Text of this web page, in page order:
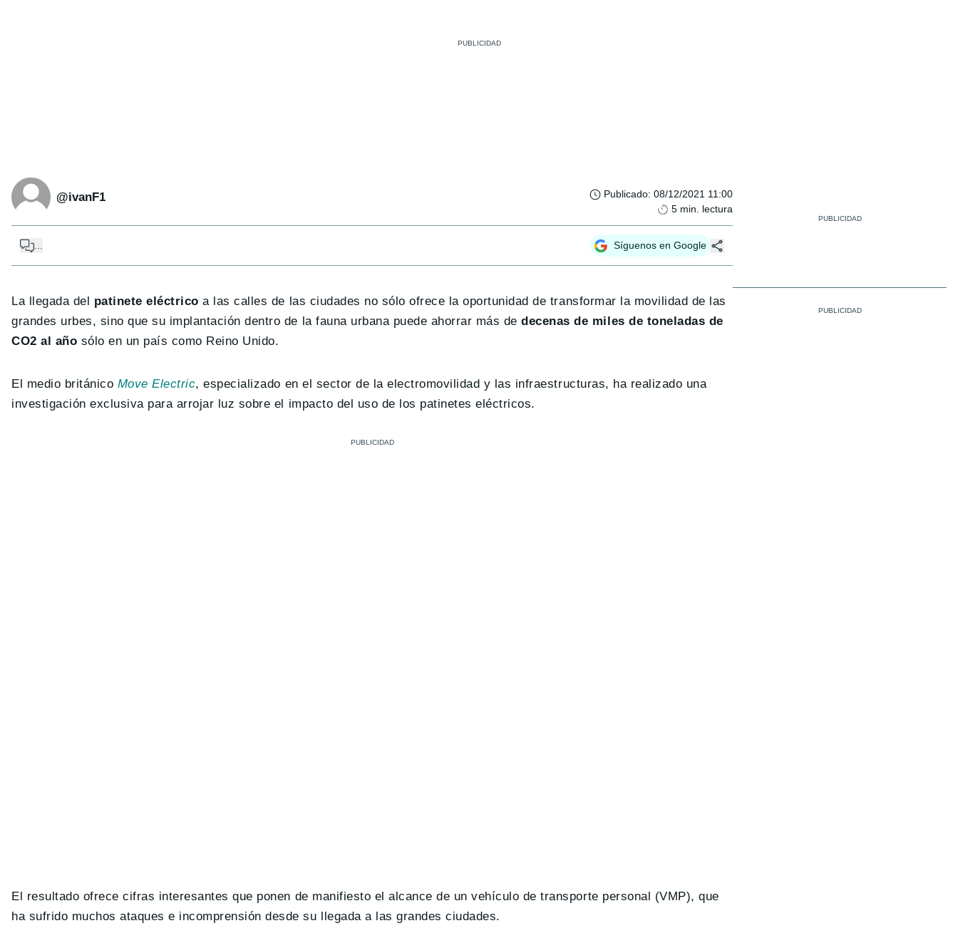
@ivanF1 Publicado: 08/12/2021 11:00
5 min. lectura
... Síguenos en Google
La llegada del patinete eléctrico a las calles de las ciudades no sólo ofrece la oportunidad de transformar la movilidad de las
grandes urbes, sino que su implantación dentro de la fauna urbana puede ahorrar más dedecenas de miles de toneladas de
CO2 al año sólo en un país como Reino Unido.
El medio británico Move Electric, especializado en el sector de la electromovilidad y las infraestructuras, ha realizado una
investigación exclusiva para arrojar luz sobre el impacto del uso de los patinetes eléctricos.
El resultado ofrece cifras interesantes que ponen de manifiesto el alcance de un vehículo de transporte personal (VMP), que
ha sufrido muchos ataques e incomprensión desde su llegada a las grandes ciudades.